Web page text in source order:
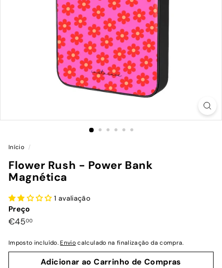
Início /
Flower Rush - Power Bank
Magnética
1 avaliação
Preço
Preço
€4500€45,00
Imposto incluído.Enviocalculado na finalização da compra.
Adicionar ao Carrinho de Compras